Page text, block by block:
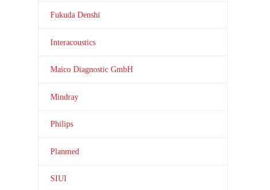
Fukuda Denshi
Interacoustics
Maico Diagnostic GmbH
Mindray
Philips
Planmed
SIUI